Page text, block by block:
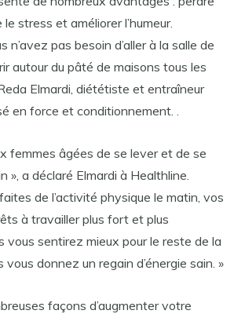
le stress et améliorer l’humeur.
n’avez pas besoin d’aller à la salle de
autour du pâté de maisons tous les
Elmardi, diététiste et entraîneur
en force et conditionnement. .
femmes âgées de se lever et de se
», a déclaré Elmardi à Healthline.
de l’activité physique le matin, vos
à travailler plus fort et plus
vous sentirez mieux pour le reste de la
vous donnez un regain d’énergie sain. »
façons d’augmenter votre